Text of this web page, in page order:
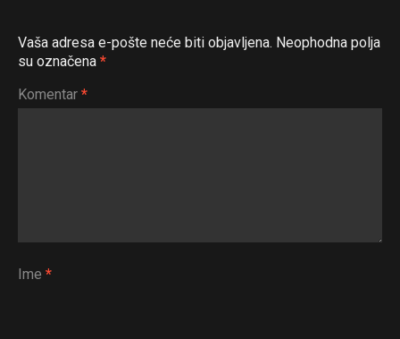
Vaša adresa e-pošte neće biti objavljena. Neophodna polja
su označena *
Komentar *
Ime *